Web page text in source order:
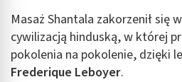
Masaż Shantala zakorzenił się
cywilizacją hinduską, w której
pokolenia na pokolenie, dzięki
Frederique Leboyer.